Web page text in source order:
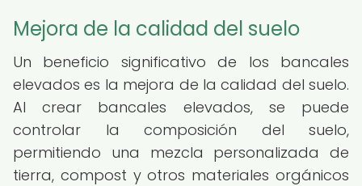
Mejora de la calidad del suelo
Un beneficio significativo de los bancales
elevados es la mejora de la calidad del suelo.
Al crear bancales elevados, se puede
controlar la composición del suelo,
permitiendo una mezcla personalizada de
tierra, compost y otros materiales orgánicos